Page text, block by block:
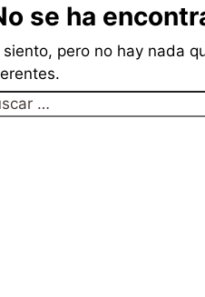
se ha
siento, pero no hay nada